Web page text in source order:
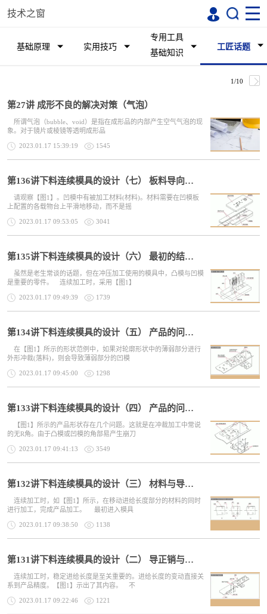
技术之窗
基础原理 实用技巧
专用工具
基础知识
工匠话题
1/10
第27讲 成形不良的解决对策（气泡）
所谓气泡（bubble、void）是指在成形品的内部产生空气气泡的现
象。对于镜片或棱镜等透明成形品
2023.01.17 15:39:19 1545
第136讲下料连续模具的设计（七） 板料导向块、卸料板的设计
请观察【图1】。凹模中有被加工材料(材料)。材料需要在凹模板
上配置的各载物台上平滑地移动，而不是摇
2023.01.17 09:53:05 3041
第135讲下料连续模具的设计（六） 最初的结构设计
虽然是老生常谈的话题，但在冲压加工使用的模具中，凸模与凹模
是重要的零件。 连续加工时，采用【图1】
2023.01.17 09:49:39 1739
第134讲下料连续模具的设计（五） 产品的问题形状与对策（2）
在【图1】所示的形状范例中，如果对轮廓形状中的薄弱部分进行
外形冲裁(落料)，则会导致薄弱部分的凹模
2023.01.17 09:45:00 1298
第133讲下料连续模具的设计（四） 产品的问题形状与对策（1）
【图1】所示的产品形状存在几个问题。这就是在冲裁加工中常说
的无R角。由于凸模或凹模的角部易产生崩刀
2023.01.17 09:41:13 3549
第132讲下料连续模具的设计（三） 材料与导正销的关系
连续加工时，如【图1】所示，在移动进给长度部分的材料的同时
进行加工，完成产品加工。 最初进入模具
2023.01.17 09:38:50 1138
第131讲下料连续模具的设计（二） 导正销与侧刃
连续加工时，稳定进给长度是至关重要的。进给长度的变动直接关
系到产品精度。【图1】示出了其内容。 不
2023.01.17 09:22:46 1221